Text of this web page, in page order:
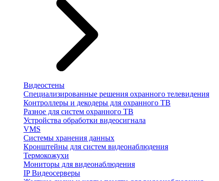
Видеостены
Специализированные решения охранного телевидения
Контроллеры и декодеры для охранного ТВ
Разное для систем охранного ТВ
Устройства обработки видеосигнала
VMS
Системы хранения данных
Кронштейны для систем видеонаблюдения
Термокожухи
Мониторы для видеонаблюдения
IP Видеосерверы